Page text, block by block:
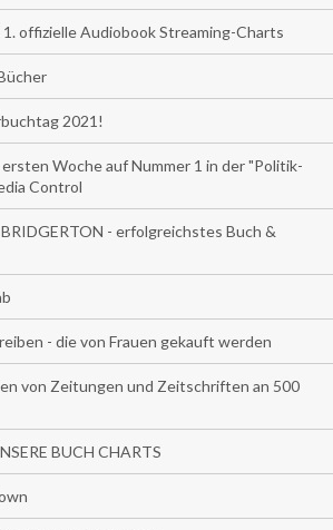
offizielle Audiobook Streaming-Charts
2021!
Woche auf Nummer 1 in der "Politik-
Control
- erfolgreichstes Buch &
- die von Frauen gekauft werden
von Zeitungen und Zeitschriften an 500
BUCH CHARTS